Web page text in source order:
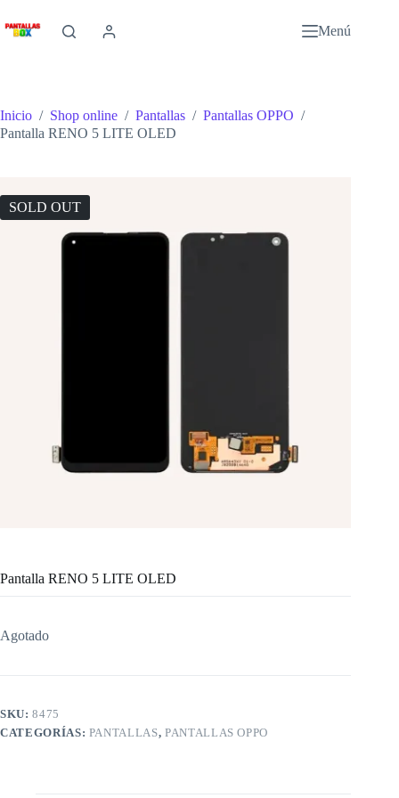
al
contenido
Menú
Inicio / Shop online / Pantallas / Pantallas OPPO /
Pantalla RENO 5 LITE OLED
SOLD OUT
Pantalla RENO 5 LITE OLED
Agotado
SKU:8475
CATEGORÍAS: PANTALLAS, PANTALLAS OPPO